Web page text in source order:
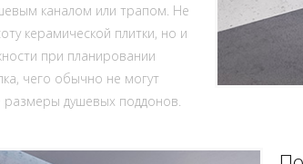
каналом или трапом. Не
керамической плитки, но и
при планировании
чего обычно не могут
размеры душевых поддонов.